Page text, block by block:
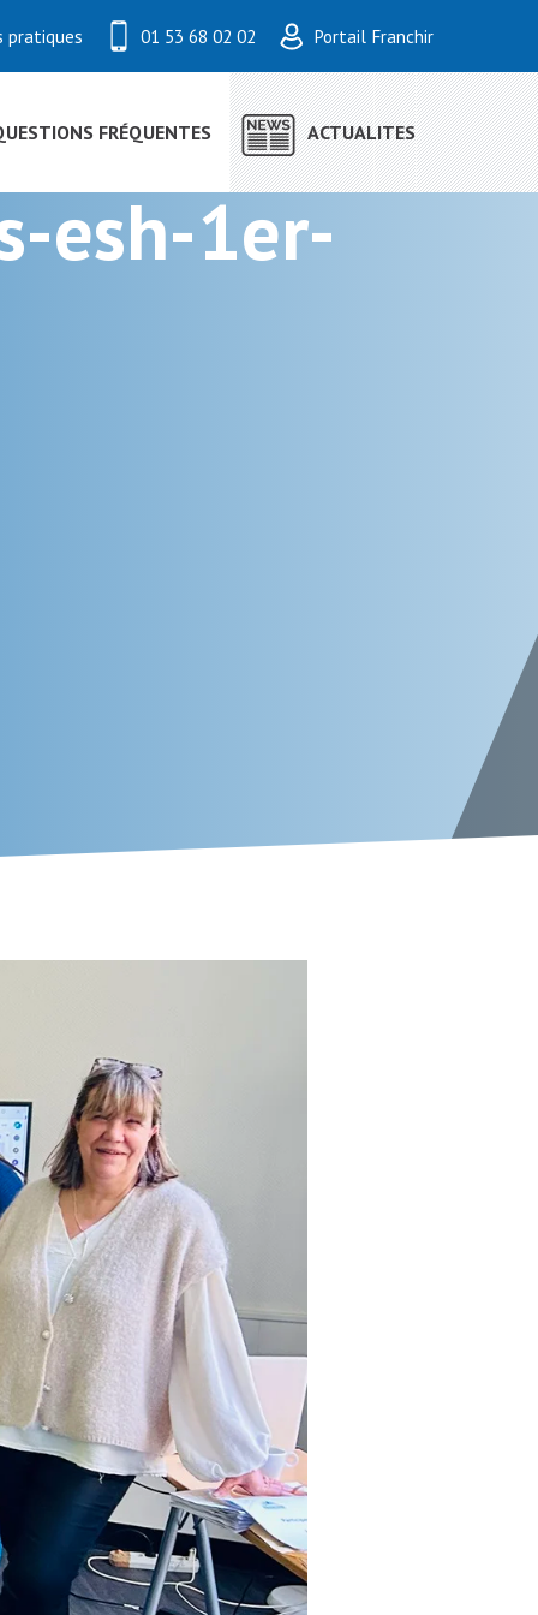
pratiques 01 53 68 02 02 Portail Franchir
FRÉQUENTES ACTUALITES
esh-1er-